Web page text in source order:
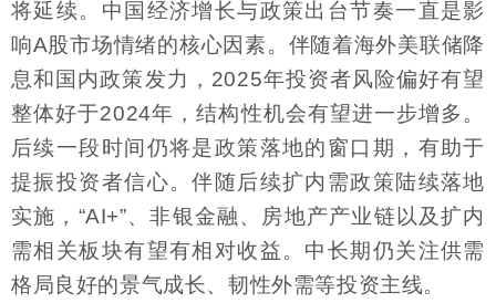
将延续。中国经济增长与政策出台节奏一直是影
响A股市场情绪的核心因素。伴随着海外美联储降
息和国内政策发力，2025年投资者风险偏好有望
整体好于2024年，结构性机会有望进一步增多。
后续一段时间仍将是政策落地的窗口期，有助于
提振投资者信心。伴随后续扩内需政策陆续落地
实施，“AI+”、非银金融、房地产产业链以及扩内
需相关板块有望有相对收益。中长期仍关注供需
格局良好的景气成长、韧性外需等投资主线。